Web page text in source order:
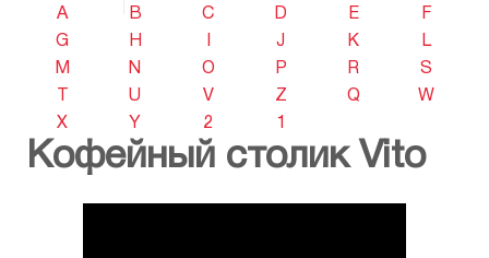
A B C D E
F
G
H J K
L
M
N O P R
S
U V Z Q
W
X
Y 2 1
Кофейный столик Vito